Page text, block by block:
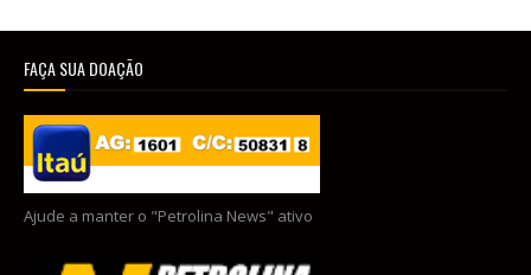
FAÇA SUA DOAÇÃO
Ajude a manter o "Petrolina News" ativo